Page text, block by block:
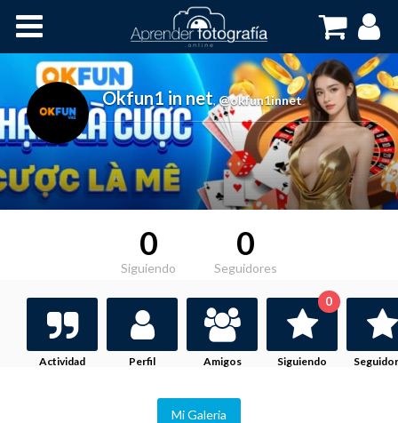
Cursos OnLine
Okfun1 in net, @okfun1innet
0
Siguiendo
0
Seguidores
Actividad Perfil Amigos Siguiendo
0
Mi Galeria